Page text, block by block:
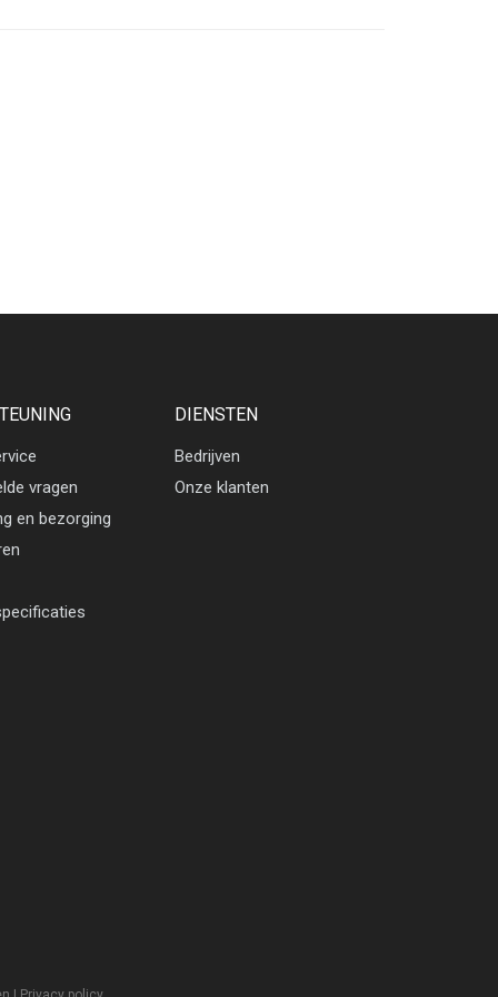
vragen
en bezorging
DIENSTEN
Bedrijven
Onze klanten